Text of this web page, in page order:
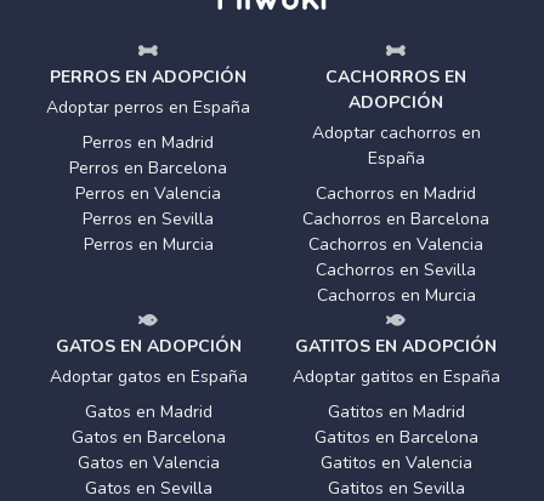
PERROS EN ADOPCIÓN
Adoptar perros en España
Perros en Madrid
Perros en Barcelona
Perros en Valencia
Perros en Sevilla
Perros en Murcia
CACHORROS EN
ADOPCIÓN
Adoptar cachorros en
España
Cachorros en Madrid
Cachorros en Barcelona
Cachorros en Valencia
Cachorros en Sevilla
Cachorros en Murcia
GATOS EN ADOPCIÓN
Adoptar gatos en España
Gatos en Madrid
Gatos en Barcelona
Gatos en Valencia
Gatos en Sevilla
GATITOS EN ADOPCIÓN
Adoptar gatitos en España
Gatitos en Madrid
Gatitos en Barcelona
Gatitos en Valencia
Gatitos en Sevilla